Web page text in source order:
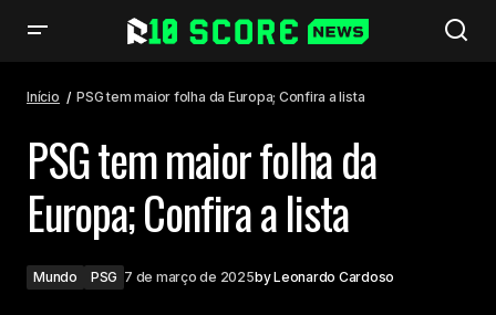
Início PSG tem maior folha da Europa; Confira a lista
PSG tem maior folha da
Europa; Confira a lista
Mundo PSG 7 de março de 2025byLeonardo Cardoso